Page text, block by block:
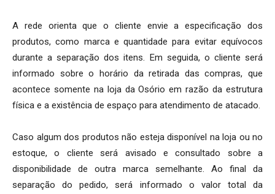
A rede orienta que o cliente envie a especificação dos
produtos, como marca e quantidade para evitar equívocos
durante a separação dos itens. Em seguida, o cliente será
informado sobre o horário da retirada das compras, que
acontece somente na loja da Osório em razão da estrutura
física e a existência de espaço para atendimento de atacado.
Caso algum dos produtos não esteja disponível na loja ou no
estoque, o cliente será avisado e consultado sobre a
disponibilidade de outra marca semelhante. Ao final da
separação do pedido, será informado o valor total da